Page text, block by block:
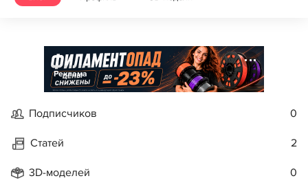
Реклама
Подписчиков 0
Статей 2
3D-моделей 0